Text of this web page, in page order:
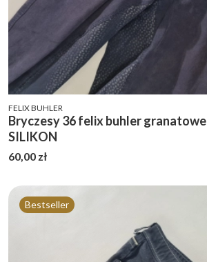
PRODUCENT
FELIX BUHLER
Bryczesy 36 felix buhler granatowe pełny lej flex
SILIKON
Cena
60,00 zł
Bestseller